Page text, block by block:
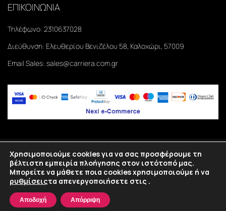
ΕΠΙΚΟΙΝΩΝΙΑ
Τηλέφωνο: 2310637028
Διεύθυνση: Ελευθερίου Βενιζέλου 58, Καλοχώρι, 57009
Email Sales: sales@carriera.com.gr
Copyright2026©Carriera. All rights reserved.
Κατασκευή eshop Θεσσαλονίκη SmartWebDesign
Home Shop
Χρησιμοποιούμε cookies για να σας προσφέρουμε τη
βέλτιστη εμπειρία πλοήγησης στον ιστότοπό μας.
Μπορείτε να μάθετε ποια cookies χρησιμοποιούμε ή να
τα απενεργοποιήσετε στις
ρυθμίσεις .
Αποδοχή Απόρριψη